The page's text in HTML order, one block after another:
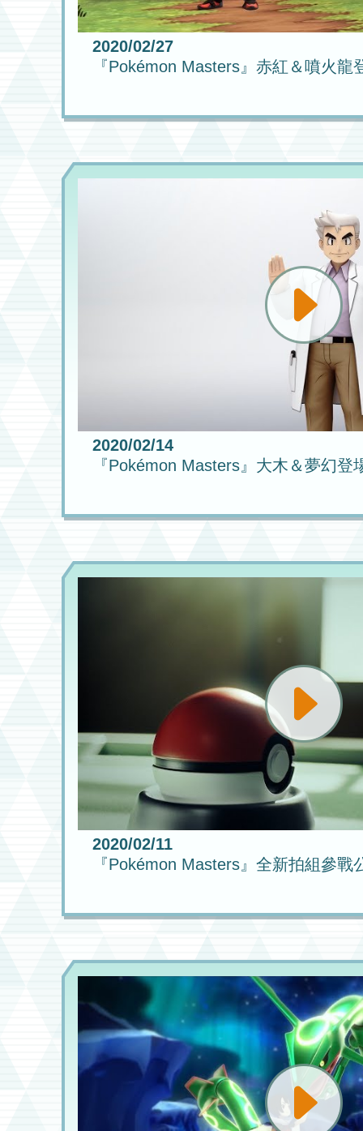
2020/02/27
『Pokémon Masters』赤紅＆噴火龍
2020/02/14
『Pokémon Masters』大木＆夢幻登
2020/02/11
『Pokémon Masters』全新拍組參戰